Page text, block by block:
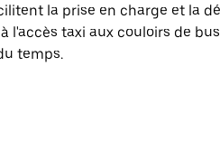
la prise en charge et la
l'accès taxi aux couloirs de
temps.